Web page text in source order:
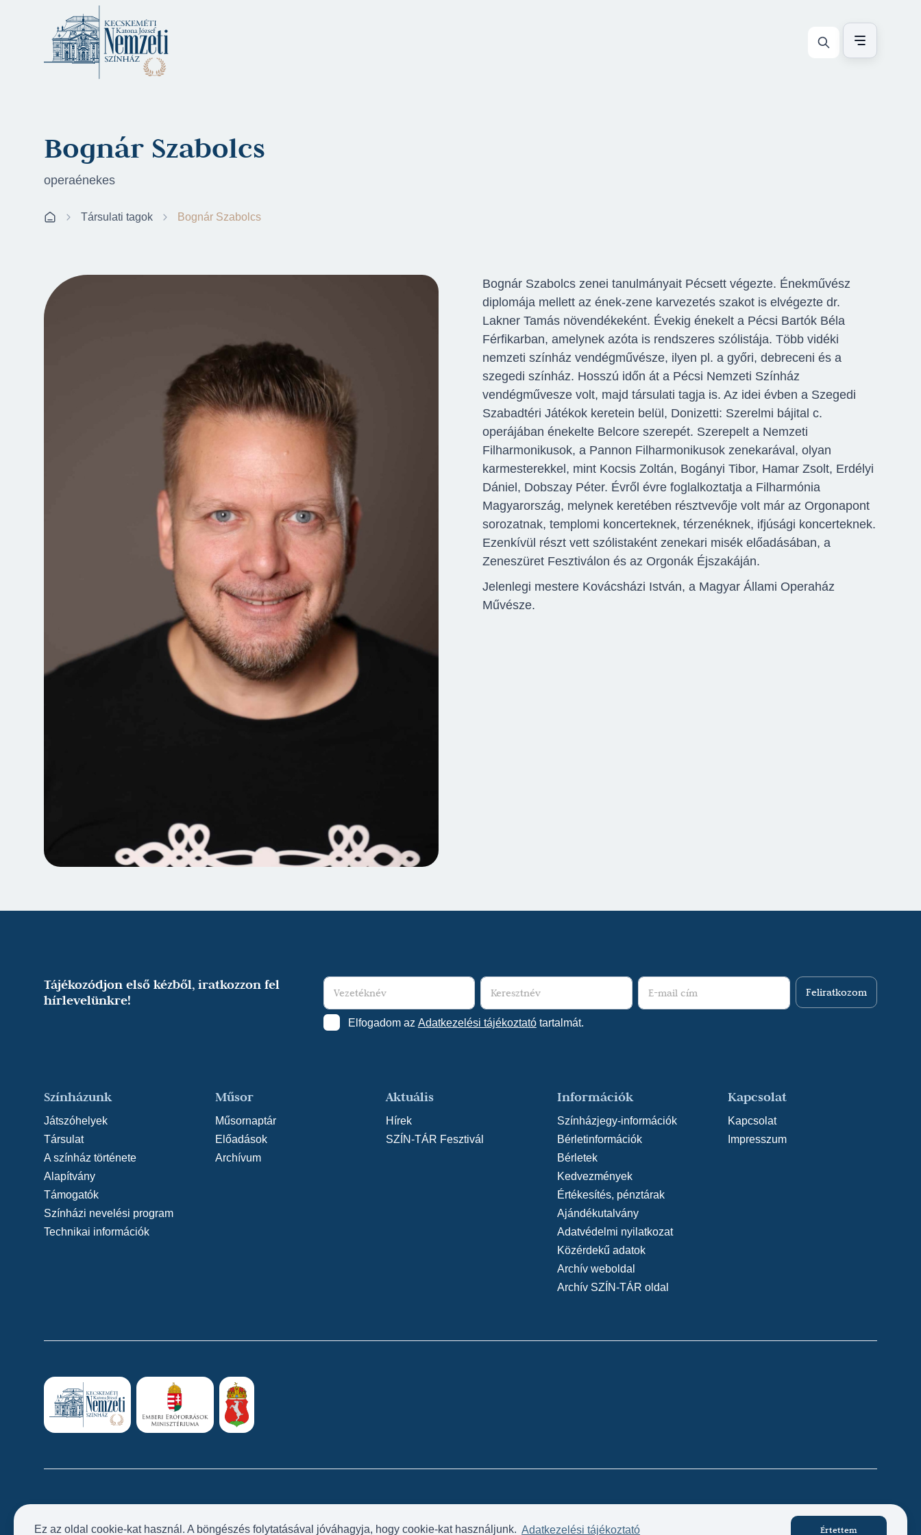
Ez az oldal cookie-kat használ. A böngészés folytatásával jóváhagyja, hogy cookie-kat használjunk. Adatkezelési tájékoztató Értettem
Bognár Szabolcs
operaénekes
Társulati tagok Bognár Szabolcs
Bognár Szabolcs zenei tanulmányait Pécsett végezte. Énekművész
diplomája mellett az ének-zene karvezetés szakot is elvégezte dr.
Lakner Tamás növendékeként. Évekig énekelt a Pécsi Bartók Béla
Férfikarban, amelynek azóta is rendszeres szólistája. Több vidéki
nemzeti színház vendégművésze, ilyen pl. a győri, debreceni és a
szegedi színház. Hosszú időn át a Pécsi Nemzeti Színház
vendégművesze volt, majd társulati tagja is. Az idei évben a Szegedi
Szabadtéri Játékok keretein belül, Donizetti: Szerelmi bájital c.
operájában énekelte Belcore szerepét. Szerepelt a Nemzeti
Filharmonikusok, a Pannon Filharmonikusok zenekarával, olyan
karmesterekkel, mint Kocsis Zoltán, Bogányi Tibor, Hamar Zsolt, Erdélyi
Dániel, Dobszay Péter. Évről évre foglalkoztatja a Filharmónia
Magyarország, melynek keretében résztvevője volt már az Orgonapont
sorozatnak, templomi koncerteknek, térzenéknek, ifjúsági koncerteknek.
Ezenkívül részt vett szólistaként zenekari misék előadásában, a
Zeneszüret Fesztiválon és az Orgonák Éjszakáján.
Jelenlegi mestere Kovácsházi István, a Magyar Állami Operaház
Művésze.
Tájékozódjon első kézből, iratkozzon fel
hírlevelünkre!
Elfogadom az Adatkezelési tájékoztató tartalmát.
Feliratkozom
Színházunk
Játszóhelyek
Társulat
A színház története
Alapítvány
Támogatók
Színházi nevelési program
Technikai információk
Műsor
Műsornaptár
Előadások
Archívum
Aktuális
Hírek
SZÍN-TÁR Fesztivál
Információk
Színházjegy-információk
Bérletinformációk
Bérletek
Kedvezmények
Értékesítés, pénztárak
Ajándékutalvány
Adatvédelmi nyilatkozat
Közérdekű adatok
Archív weboldal
Archív SZÍN-TÁR oldal
Kapcsolat
Kapcsolat
Impresszum
Próbatábla